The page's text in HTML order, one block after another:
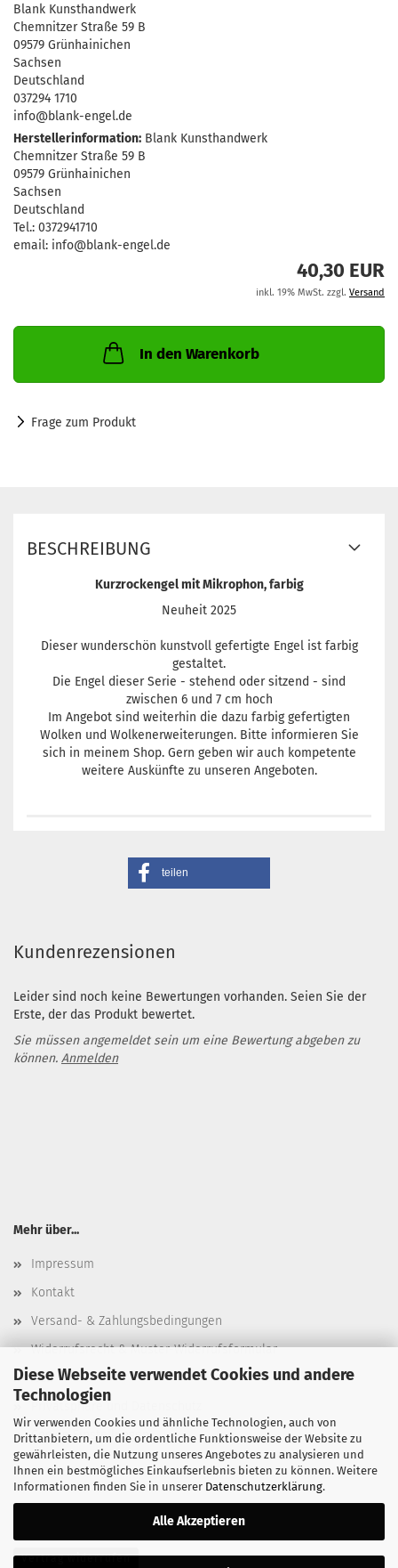
Diese Webseite verwendet Cookies und andere
Technologien
Wir verwenden Cookies und ähnliche Technologien, auch von
Drittanbietern, um die ordentliche Funktionsweise der Website zu
gewährleisten, die Nutzung unseres Angebotes zu analysieren und
Ihnen ein bestmögliches Einkaufserlebnis bieten zu können. Weitere
Informationen finden Sie in unserer Datenschutzerklärung.
Alle Akzeptieren
Blank Kunsthandwerk
Chemnitzer Straße 59 B
09579 Grünhainichen
Sachsen
Deutschland
037294 1710
info@blank-engel.de
Herstellerinformation: Blank Kunsthandwerk
Chemnitzer Straße 59 B
09579 Grünhainichen
Sachsen
Deutschland
Tel.: 0372941710
email: info@blank-engel.de
40,30 EUR
inkl. 19% MwSt. zzgl. Versand
In den Warenkorb
Frage zum Produkt
BESCHREIBUNG
Kurzrockengel mit Mikrophon, farbig
Neuheit 2025
Dieser wunderschön kunstvoll gefertigte Engel ist farbig
gestaltet.
Die Engel dieser Serie - stehend oder sitzend - sind
zwischen 6 und 7 cm hoch
Im Angebot sind weiterhin die dazu farbig gefertigten
Wolken und Wolkenerweiterungen. Bitte informieren Sie
sich in meinem Shop. Gern geben wir auch kompetente
weitere Auskünfte zu unseren Angeboten.
teilen
Kundenrezensionen
Leider sind noch keine Bewertungen vorhanden. Seien Sie der
Erste, der das Produkt bewertet.
Sie müssen angemeldet sein um eine Bewertung abgeben zu
können. Anmelden
Mehr über...
Impressum
Kontakt
Versand- & Zahlungsbedingungen
Widerrufsrecht & Muster-Widerrufsformular
AGB
Privatsphäre und Datenschutz
Cookie Einstellungen
Vertrag widerrufen